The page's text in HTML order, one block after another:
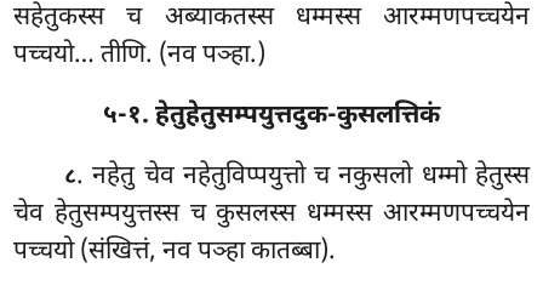
सहेतुकस्स च अब्याकतस्स धम्मस्स आरम्मणपच्चयेन
पच्चयो… तीणि. (नव पञ्हा.)
५-१. हेतुहेतुसम्पयुत्तदुक-कुसलत्तिकं
८. नहेतु चेव नहेतुविप्पयुत्तो च नकुसलो धम्मो हेतुस्स
चेव हेतुसम्पयुत्तस्स च कुसलस्स धम्मस्स आरम्मणपच्चयेन
पच्चयो (संखित्तं, नव पञ्हा कातब्बा).